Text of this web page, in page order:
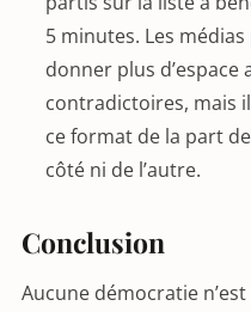
5 minutes. Les
donner plus
contradictoires, mais
ce format de la part
côté ni de l’autre.
Conclusion
Aucune démocratie